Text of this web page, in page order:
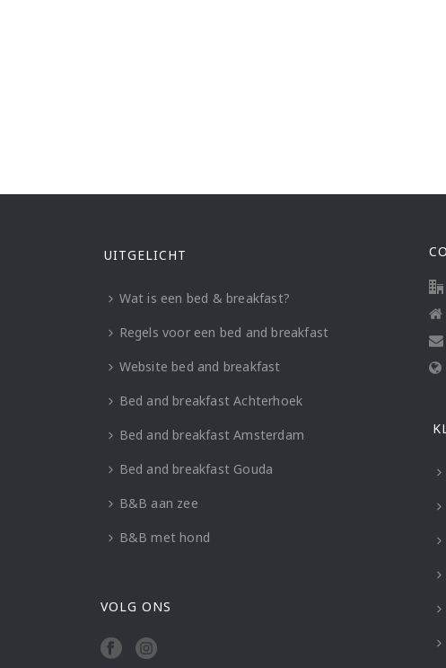
UITGELICHT
Wat is een bed & breakfast?
Regels voor een bed and breakfast
Website bed and breakfast
Bed and breakfast Achterhoek
Bed and breakfast Amsterdam
Bed and breakfast Gouda
B&B aan zee
B&B met hond
VOLG ONS